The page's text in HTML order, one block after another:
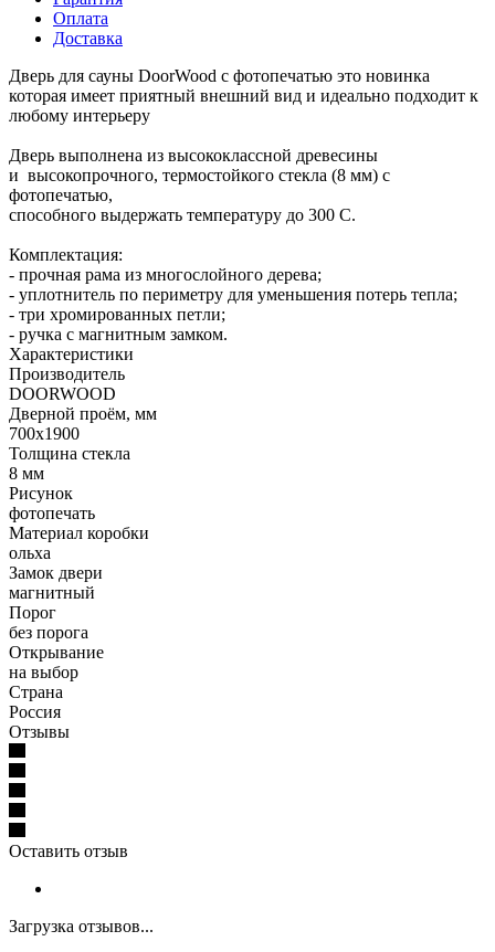
Оплата
Доставка
Дверь для сауны DoorWood с фотопечатью это новинка
которая имеет приятный внешний вид и идеально подходит к
любому интерьеру
Дверь выполнена из высококлассной древесины
и высокопрочного, термостойкого стекла (8 мм) с
фотопечатью,
способного выдержать температуру до 300 С.
Комплектация:
- прочная рама из многослойного дерева;
- уплотнитель по периметру для уменьшения потерь тепла;
- три хромированных петли;
- ручка с магнитным замком.
Характеристики
Производитель
DOORWOOD
Дверной проём, мм
700х1900
Толщина стекла
8 мм
Рисунок
фотопечать
Материал коробки
ольха
Замок двери
магнитный
Порог
без порога
Открывание
на выбор
Страна
Россия
Отзывы
Оставить отзыв
Загрузка отзывов...